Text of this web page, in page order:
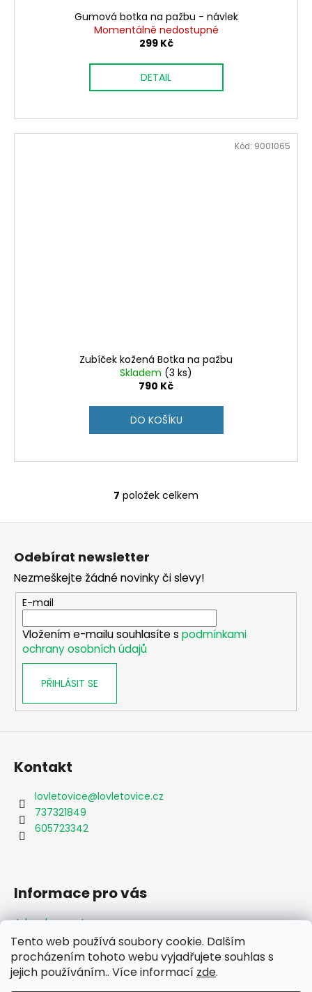
Tento web používá soubory cookie. Dalším
procházením tohoto webu vyjadřujete souhlas s
jejich používáním.. Více informací zde.
Gumová botka na pažbu - návlek
Momentálně nedostupné
299 Kč
DETAIL
Zubíček kožená Botka na pažbu
Skladem (3 ks)
790 Kč
DO KOŠÍKU
Kód: 9001065
O
v
a
c
í
p
r
ý
p
7 položek celkem
Z
Odebírat newsletter
Nezmeškejte žádné novinky či slevy!
E-mail
Vložením e-mailu souhlasíte s podmínkami
ochrany osobních údajů
PŘIHLÁSIT SE
Kontakt
lovletovice@lovletovice.cz
737321849
605723342
Informace pro vás
Jak nakupovat
Obchodní podmínky
Podmínky ochrany osobních údajů
Formulář odstoupení od smlouvy